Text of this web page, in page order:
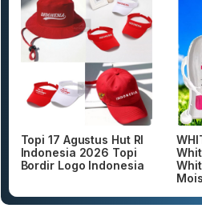
Topi 17 Agustus Hut RI
Indonesia 2026 Topi
Bordir Logo Indonesia